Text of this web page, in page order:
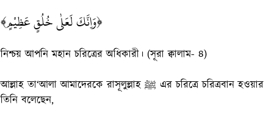
﴿وَاِنَّكَ لَعَلٰى خُلُقٍ عَظِيْمٍ﴾
নিশ্চয় আপনি মহান চরিত্রের অধিকারী। (সূরা ক্বালাম- ৪)
আল্লাহ তা‘আলা আমাদেরকে রাসূলুল্লাহ ﷺ এর চরিত্রে চরিত্রবান হওয়ার এবং তাঁর আদর্শকে গ্রহণ করার নির্দেশ দিয়েছেন।
তিনি বলেছেন,